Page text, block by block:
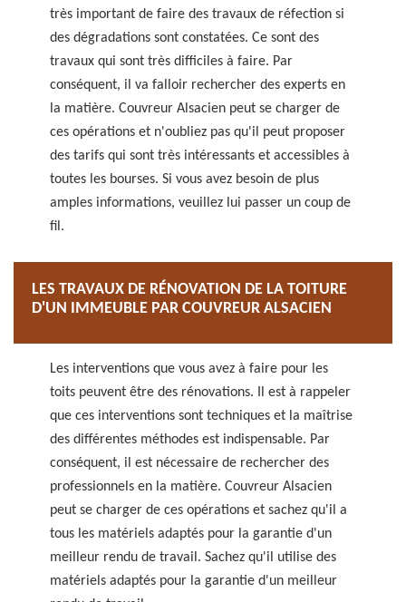
très important de faire des travaux de réfection si
des dégradations sont constatées. Ce sont des
travaux qui sont très difficiles à faire. Par
conséquent, il va falloir rechercher des experts en
la matière. Couvreur Alsacien peut se charger de
ces opérations et n'oubliez pas qu'il peut proposer
des tarifs qui sont très intéressants et accessibles à
toutes les bourses. Si vous avez besoin de plus
amples informations, veuillez lui passer un coup de
fil.
LES TRAVAUX DE RÉNOVATION DE LA TOITURE
D'UN IMMEUBLE PAR COUVREUR ALSACIEN
Les interventions que vous avez à faire pour les
toits peuvent être des rénovations. Il est à rappeler
que ces interventions sont techniques et la maîtrise
des différentes méthodes est indispensable. Par
conséquent, il est nécessaire de rechercher des
professionnels en la matière. Couvreur Alsacien
peut se charger de ces opérations et sachez qu'il a
tous les matériels adaptés pour la garantie d'un
meilleur rendu de travail. Sachez qu'il utilise des
matériels adaptés pour la garantie d'un meilleur